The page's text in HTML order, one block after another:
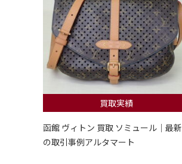
買取実績
函館 ヴィトン 買取 ソミュール｜最新
の取引事例アルタマート